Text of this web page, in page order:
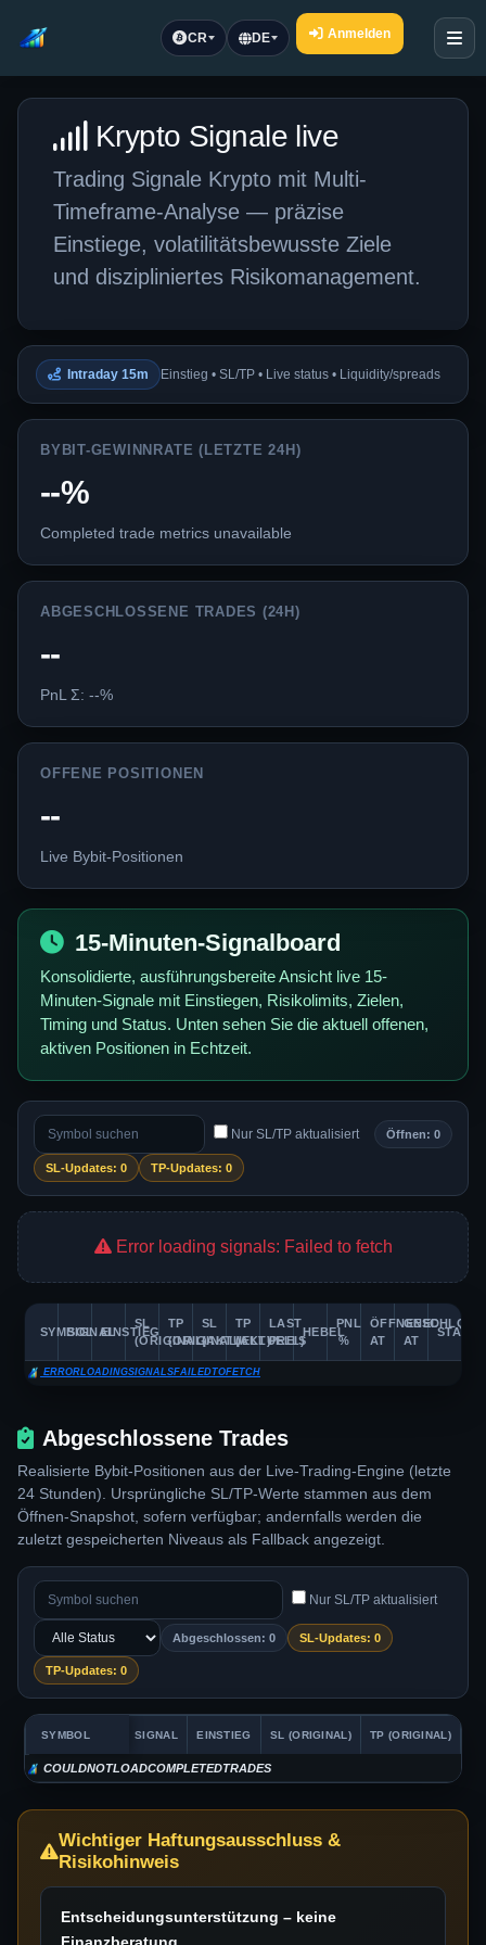
CR DE Anmelden
Krypto Signale live
Trading Signale Krypto mit Multi-
Timeframe-Analyse — präzise
Einstiege, volatilitätsbewusste Ziele
und diszipliniertes Risikomanagement.
Intraday 15m Einstieg • SL/TP • Live status • Liquidity/spreads
BYBIT-GEWINNRATE (LETZTE 24H)
--%
Completed trade metrics unavailable
ABGESCHLOSSENE TRADES (24H)
--
PnL Σ: --%
OFFENE POSITIONEN
--
Live Bybit-Positionen
15-Minuten-Signalboard
Konsolidierte, ausführungsbereite Ansicht live 15-
Minuten-Signale mit Einstiegen, Risikolimits, Zielen,
Timing und Status. Unten sehen Sie die aktuell offenen,
aktiven Positionen in Echtzeit.
Nur SL/TP aktualisiert Öffnen: 0
SL-Updates: 0 TP-Updates: 0
Error loading signals: Failed to fetch
SYMBOL
SIGNALEINSTIEG
SL
(ORIGINAL)
TP
(ORIGINAL)
SL
(AKTUELL)
TP
(AKTUELL)
LAST
PREIS
HEBEL
PNL
%
ÖFFNENED
AT
AT
STATUS
ERRORLOADINGSIGNALSFAILEDTOFETCH
Abgeschlossene Trades
Realisierte Bybit-Positionen aus der Live-Trading-Engine (letzte
24 Stunden). Ursprüngliche SL/TP-Werte stammen aus dem
Öffnen-Snapshot, sofern verfügbar; andernfalls werden die
zuletzt gespeicherten Niveaus als Fallback angezeigt.
Nur SL/TP aktualisiert
Abgeschlossen: 0 SL-Updates: 0
TP-Updates: 0
SYMBOL SIGNAL EINSTIEG SL (ORIGINAL) TP (ORIGINAL)
COULDNOTLOADCOMPLETEDTRADES
Wichtiger Haftungsausschluss &
Risikohinweis
Entscheidungsunterstützung – keine